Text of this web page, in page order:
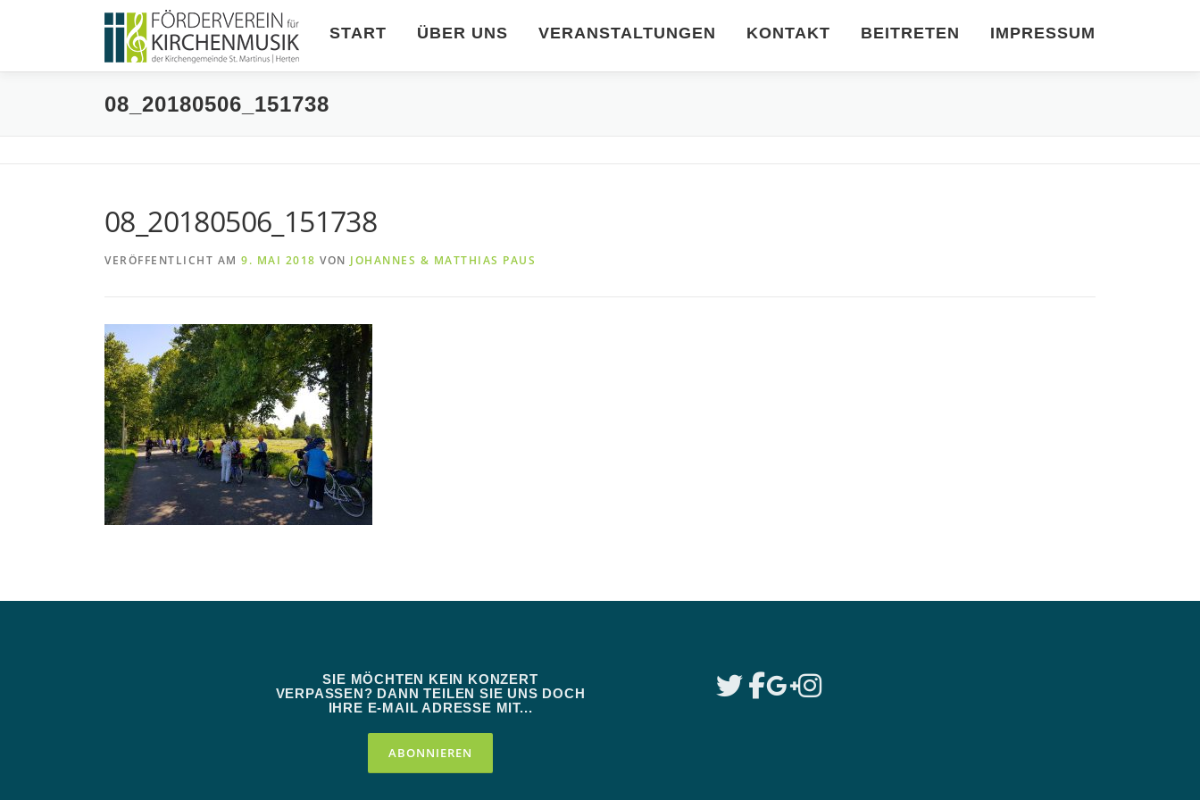
START ÜBER UNS VERANSTALTUNGEN KONTAKT BEITRETEN IMPRESSUM
08_20180506_151738
08_20180506_151738
VERÖFFENTLICHT AM 9. MAI 2018 VON JOHANNES & MATTHIAS PAUS
SIE MÖCHTEN KEIN KONZERT
VERPASSEN? DANN TEILEN SIE UNS DOCH
IHRE E-MAIL ADRESSE MIT...